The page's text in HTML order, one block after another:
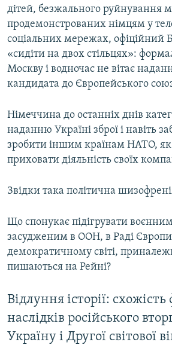
дітей, безжального руйнування
продемонстрованих німцям у
соціальних мережах, офіційний
«сидіти на двох стільцях»:
Москву і водночас не вітає
кандидата до Європейського
Німеччина до останніх днів
наданню Україні зброї і навіть
зробити іншим країнам НАТО, як
приховати діяльність своїх
Звідки така політична
Що спонукає підігрувати
засудженим в ООН, в Раді
демократичному світі,
пишаються на Рейні?
Відлуння історії:
наслідків російського
Україну і Другої світової